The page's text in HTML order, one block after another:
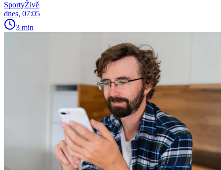
SportyŽivě
dnes, 07:05
3 min